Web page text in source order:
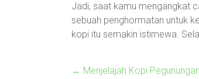
Jadi, saat kamu mengangkat
sebuah penghormatan untuk
kopi itu semakin istimewa.
← Menjelajah Kopi